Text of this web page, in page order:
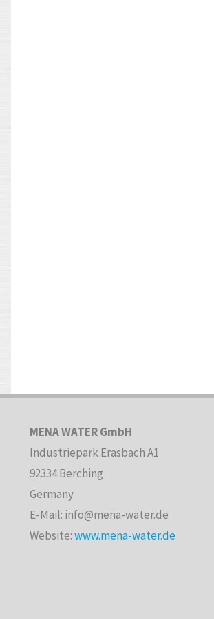
MENA WATER GmbH
Industriepark Erasbach A1
92334 Berching
Germany
E-Mail: info@mena-water.de
Website:www.mena-water.de